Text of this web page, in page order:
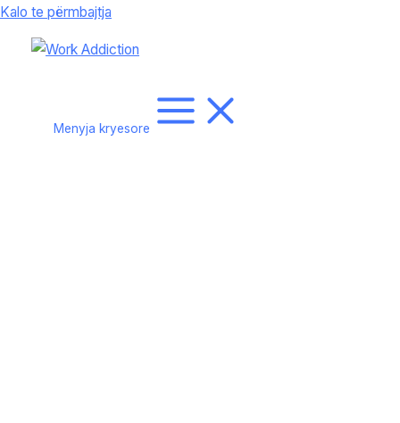
Kalo te përmbajtja
Menyja kryesore